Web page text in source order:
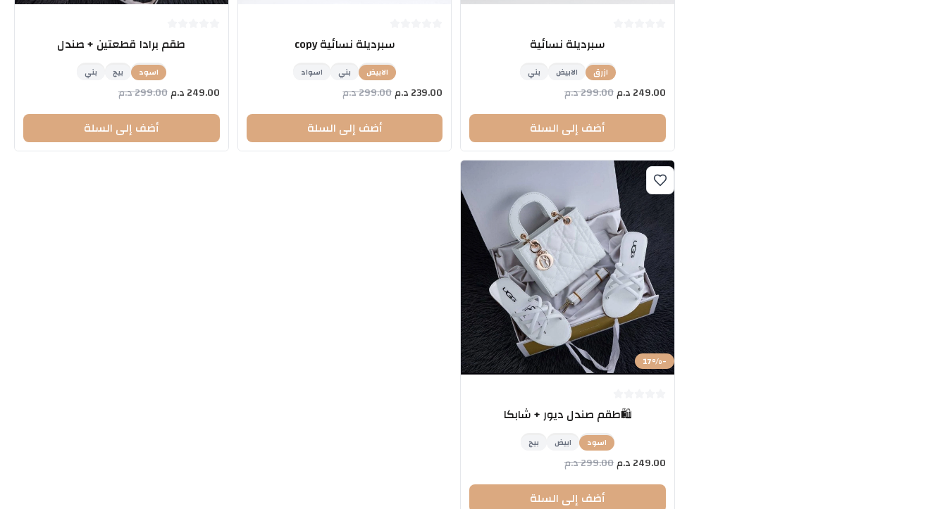
سبرديلة نسائية
ازرق الابيض بني
249.00د.م299.00د.م
أضف إلى السلة
سبرديلة نسائية copy
الابيض بني اسواد
239.00د.م299.00د.م
أضف إلى السلة
طقم برادا قطعتين + صندل
اسود بيج بني
249.00د.م299.00د.م
أضف إلى السلة
-
17%
🛍️طقم صندل ديور + شابكا
اسود ابيض بيج
249.00د.م299.00د.م
أضف إلى السلة